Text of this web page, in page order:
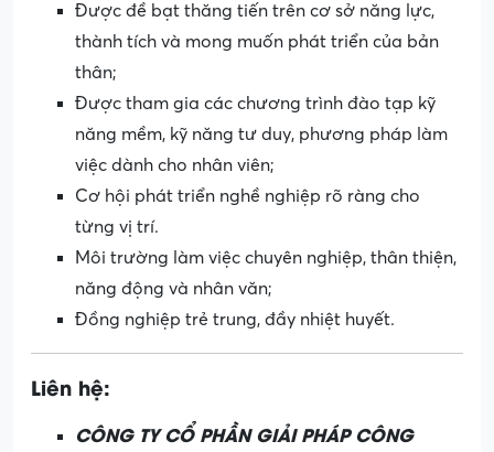
Được đề bạt thăng tiến trên cơ sở năng lực,
thành tích và mong muốn phát triển của bản
thân;
Được tham gia các chương trình đào tạp kỹ
năng mềm, kỹ năng tư duy, phương pháp làm
việc dành cho nhân viên;
Cơ hội phát triển nghề nghiệp rõ ràng cho
từng vị trí.
Môi trường làm việc chuyên nghiệp, thân thiện,
năng động và nhân văn;
Đồng nghiệp trẻ trung, đầy nhiệt huyết.
Liên hệ:
CÔNG TY CỔ PHẦN GIẢI PHÁP CÔNG